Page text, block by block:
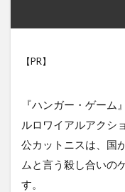
【PR】
『ハンガー・ゲー
ルロワイアルアクシ
公カットニスは、国
ムと言う殺し合いの
す。